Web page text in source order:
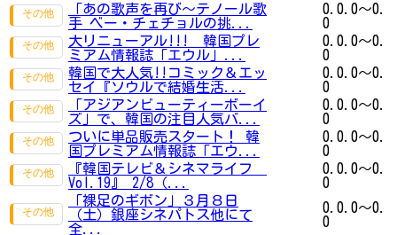
「あの歌声を再び～テノール歌
手 ベー・チェチョルの挑...
0.0.0～0.
0
大リニューアル!!! 韓国プレ
ミアム情報誌「エウル」...
0.0.0～0.
0
韓国で大人気!!コミック＆エッ
セイ『ソウルで結婚生活...
0.0.0～0.
0
「アジアンビューティーボーイ
ズ」で、韓国の注目人気バ...
0.0.0～0.
0
ついに単品販売スタート！ 韓
国プレミアム情報誌「エウ...
0.0.0～0.
0
『韓国テレビ＆シネマライフ
Vol.19』 2/8（...
0.0.0～0.
0
「裸足のギボン」３月８日
（土）銀座シネパトス他にて
全...
0.0.0～0.
0